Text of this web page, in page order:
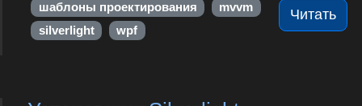
Читать
шаблоны проектирования
mvvm
silverlight
wpf